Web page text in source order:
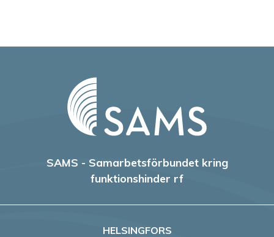
SAMS - Samarbetsförbundet kring
funktionshinder rf
HELSINGFORS